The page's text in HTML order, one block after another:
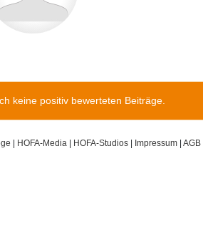
keine positiv bewerteten Beiträge.
HOFA-Media HOFA-Studios| Impressum| AGB|